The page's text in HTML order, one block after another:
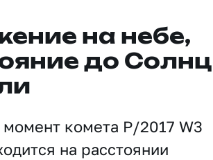
на небе,
до
комета P/2017 W3
на расстоянии